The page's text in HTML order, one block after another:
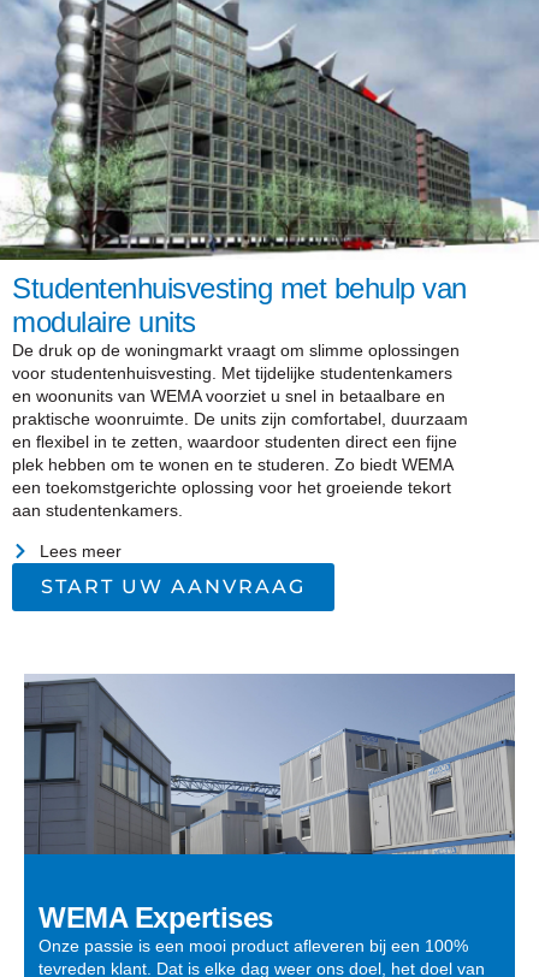
Studentenhuisvesting met behulp van
modulaire units
De druk op de woningmarkt vraagt om slimme oplossingen
voor studentenhuisvesting. Met tijdelijke studentenkamers
en woonunits van WEMA voorziet u snel in betaalbare en
praktische woonruimte. De units zijn comfortabel, duurzaam
en flexibel in te zetten, waardoor studenten direct een fijne
plek hebben om te wonen en te studeren. Zo biedt WEMA
een toekomstgerichte oplossing voor het groeiende tekort
aan studentenkamers.
Lees meer
START UW AANVRAAG
WEMA Expertises
Onze passie is een mooi product afleveren bij een 100%
tevreden klant. Dat is elke dag weer ons doel, het doel van